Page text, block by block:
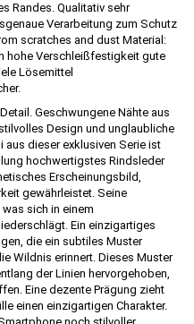
Randes. Qualitativ sehr
Verarbeitung zum Schutz
scratches and dust Material:
hohe Verschleißfestigkeit gute
Lösemittel
Geschwungene Nähte aus
Design und unglaubliche
aus dieser exklusiven Serie ist
hochwertigstes Rindsleder
Erscheinungsbild,
gewährleistet. Seine
sich in einem
Ein einzigartiges
die ein subtiles Muster
Wildnis erinnert. Dieses Muster
der Linien hervorgehoben,
Eine dezente Prägung zieht
einen einzigartigen Charakter.